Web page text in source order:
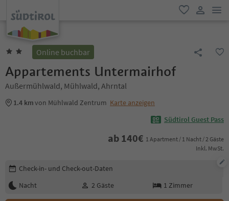
favorit
Online buchbar
Appartements Untermairhof
Außermühlwald, Mühlwald, Ahrntal
1.4 kmvon Mühlwald Zentrum Karte anzeigen
Südtirol Guest Pass
ab 140€ 1 Apartment / 1 Nacht / 2 Gäste
Inkl. MwSt.
Buchungsdetails bearbeiten
Check-in- und Check-out-Daten
Nacht
2 Gäste 1 Zimmer